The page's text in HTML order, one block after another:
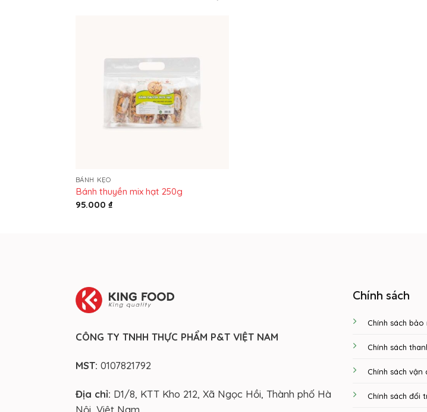
BÁNH KẸO
Bánh thuyền mix hạt 250g
95.000 ₫
CÔNG TY TNHH THỰC PHẨM P&T VIỆT NAM
MST: 0107821792
Địa chỉ: D1/8, KTT Kho 212, Xã Ngọc Hồi, Thành phố Hà
Nội, Việt Nam
Chính sách
Chính sách bảo
Chính sách
Chính sách vận
Chính sách đổi